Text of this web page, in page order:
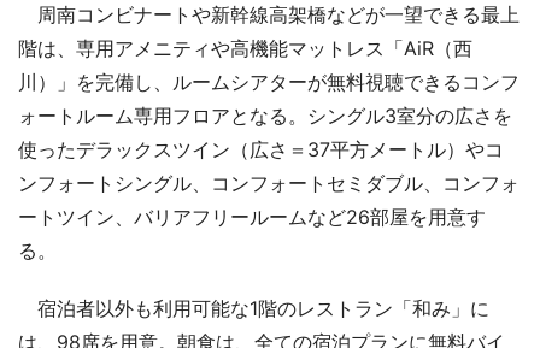
周南コンビナートや新幹線高架橋などが一望できる最上
階は、専用アメニティや高機能マットレス「AiR（西
川）」を完備し、ルームシアターが無料視聴できるコンフ
ォートルーム専用フロアとなる。シングル3室分の広さを
使ったデラックスツイン（広さ＝37平方メートル）やコ
ンフォートシングル、コンフォートセミダブル、コンフォ
ートツイン、バリアフリールームなど26部屋を用意す
る。
宿泊者以外も利用可能な1階のレストラン「和み」に
は、98席を用意。朝食は、全ての宿泊プランに無料バイ